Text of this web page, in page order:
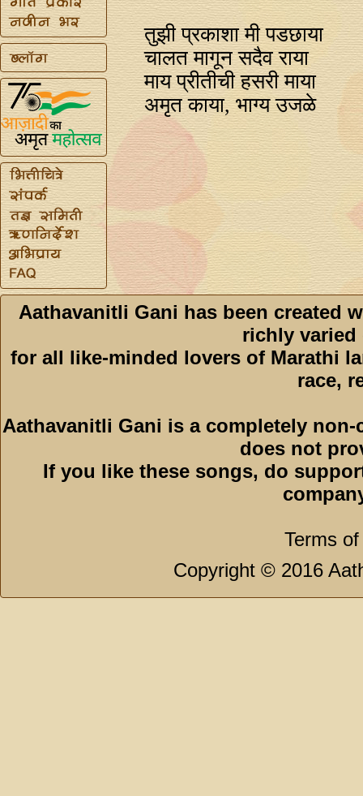
तुझी प्रकाशा मी पडछाया
चालत मागून सदैव राया
माय प्रीतीची हसरी माया
अमृत काया, भाग्य उजळे
Aathavanitli Gani has been created
richly varied
for all like-minded lovers of Marathi
race,
Aathavanitli Gani is a completely
does not
If you like these songs, do
Terms
Copyright © 2016